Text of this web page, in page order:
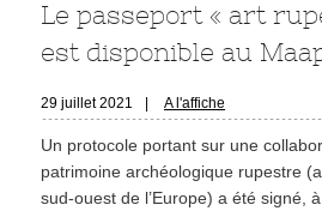
Le passeport « art
est disponible au
29 juillet 2021 | A l'affiche
Un protocole portant sur une
patrimoine archéologique rupestre
sud-ouest de l’Europe) a été signé,